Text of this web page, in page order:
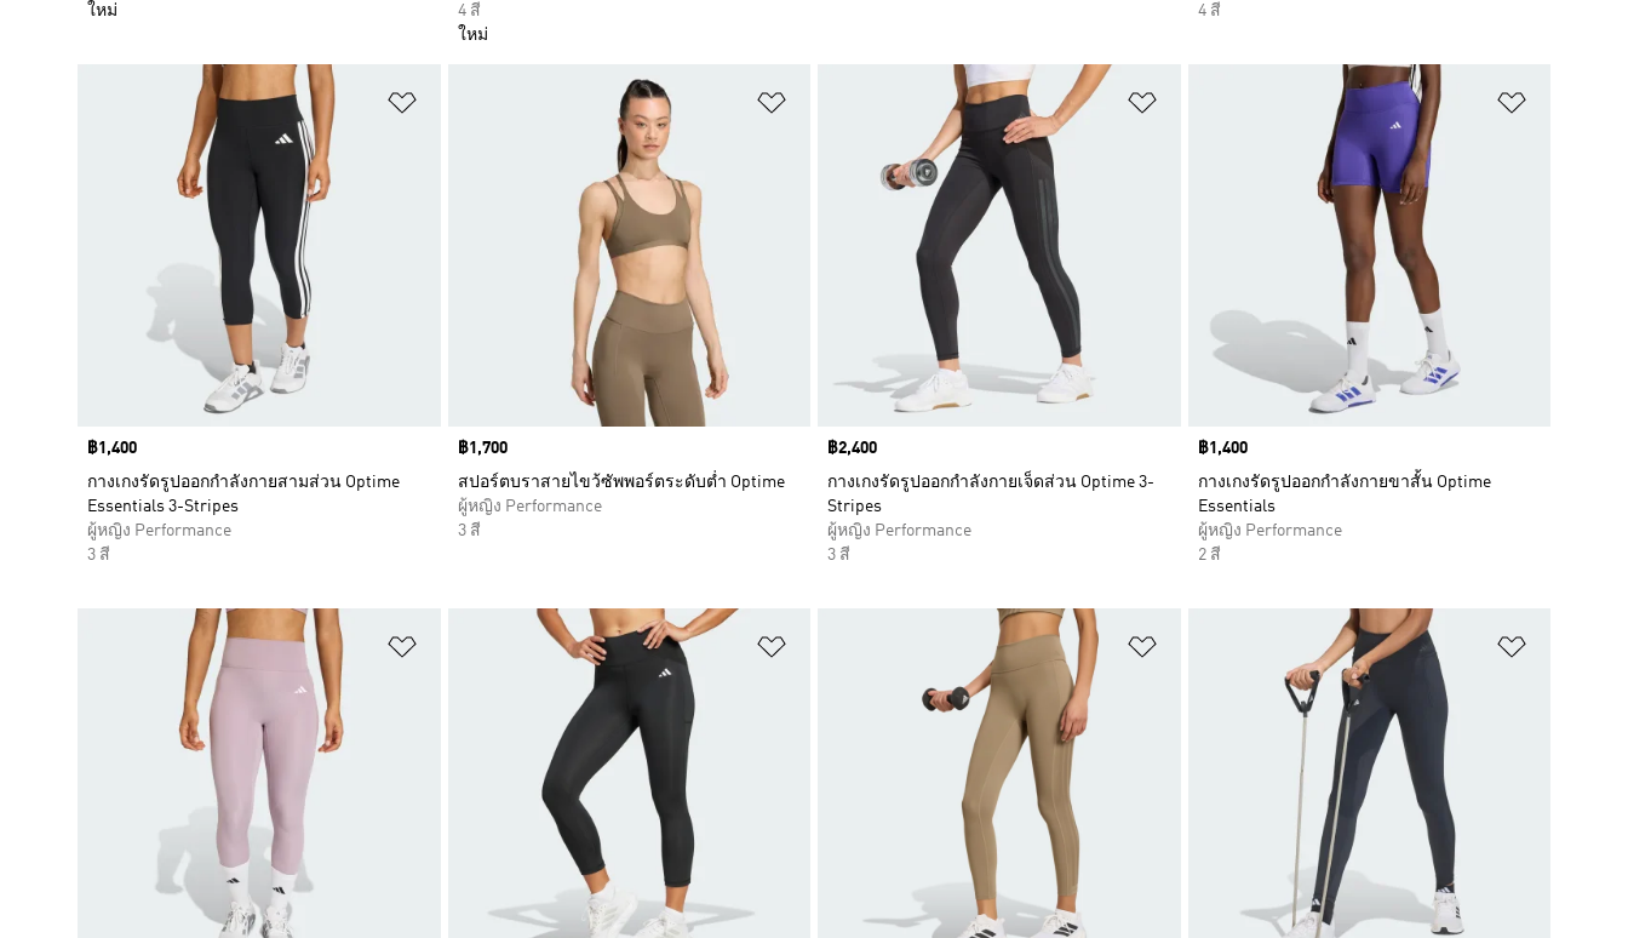
ใหม่
4 สี
ใหม่
4 สี
เพิ่มไปยังรายการสินค้าโปรด
Price
฿1,400
กางเกงรัดรูปออกกำลังกายสามส่วน Optime
Essentials 3-Stripes
ผู้หญิง Performance
3 สี
เพิ่มไปยังรายการสินค้าโปรด
Price
฿1,700
สปอร์ตบราสายไขว้ซัพพอร์ตระดับต่ำ Optime
ผู้หญิง Performance
3 สี
เพิ่มไปยังรายการสินค้าโปรด
Price
฿2,400
กางเกงรัดรูปออกกำลังกายเจ็ดส่วน Optime 3-
Stripes
ผู้หญิง Performance
3 สี
Price
฿1,400
กางเกงรัดรูปออกกำลังกายขาสั้น Optime
Essentials
ผู้หญิง Performance
2 สี
เพิ่มไปยังรายการสินค้าโปรด เพิ่มไปยังรายการสินค้าโปรด เพิ่มไปยังรายการสินค้าโปรด